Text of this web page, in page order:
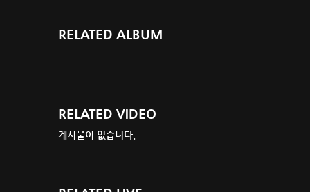
RELATED ALBUM
RELATED VIDEO
게시물이 없습니다.